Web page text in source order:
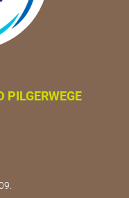
PILGERWEGE